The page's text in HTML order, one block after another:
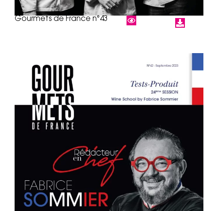
Gourmets de France n°43